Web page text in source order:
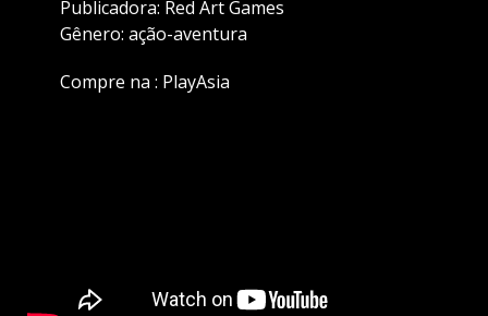
Publicadora: Red Art Games
Gênero: ação-aventura
Compre na : PlayAsia